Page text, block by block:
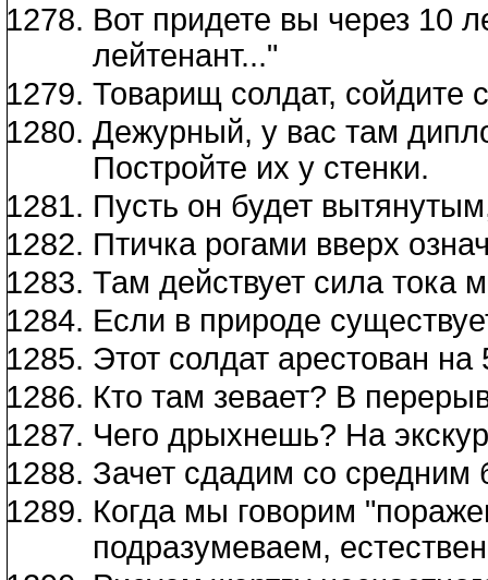
Вот придете вы через 10
лейтенант..."
Товарищ солдат, сойдите
Дежурный, у вас там
Постройте их у стенки.
Пусть он будет
Птичка рогами вверх
Там действует сила тока
Если в природе
Этот солдат арестован на
Кто там зевает? В
Чего дрыхнешь? На
Зачет сдадим со средним
Когда мы говорим
подразумеваем,